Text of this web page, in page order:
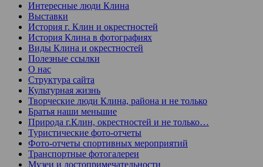
Интересные люди Клина
Выставки
История г. Клин и окрестностей
История Клина в фотографиях
Виды Клина и окрестностей
Полезные ссылки
О нас
Структура сайта
Культурная жизнь
Творческие люди Клина, района и не только
Братья наши меньшие
Природа г.Клин, окрестностей и не только…
Туристические фото-отчеты
Фото-отчеты спортивных мероприятий
Транспортные фотогалереи
Музеи и достопримечательности